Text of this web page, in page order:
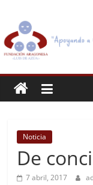
contenido
LUIS
DE
AZÚA
"Tenemos
Noticia
De
7 abril, 2017